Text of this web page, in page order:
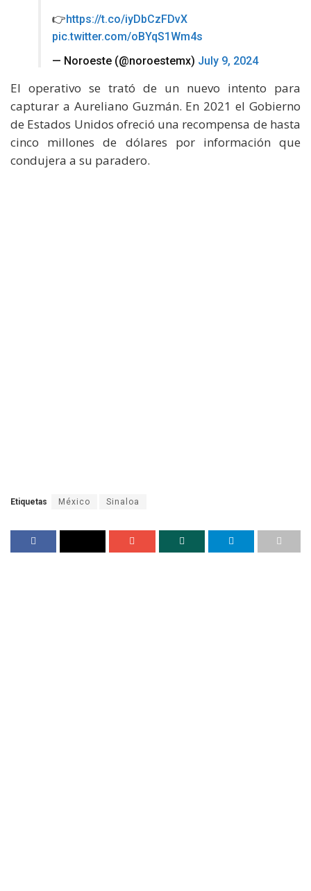
👉 https://t.co/iyDbCzFDvX
pic.twitter.com/oBYqS1Wm4s
— Noroeste (@noroestemx) July 9, 2024
El operativo se trató de un nuevo intento para
capturar a Aureliano Guzmán. En 2021 el Gobierno
de Estados Unidos ofreció una recompensa de hasta
cinco millones de dólares por información que
condujera a su paradero.
Etiquetas México Sinaloa